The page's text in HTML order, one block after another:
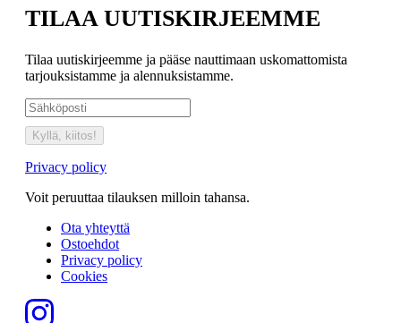
TILAA UUTISKIRJEEMME
Tilaa uutiskirjeemme ja pääse nauttimaan uskomattomista
tarjouksistamme ja alennuksistamme.
Kyllä, kiitos!
Privacy policy
Voit peruuttaa tilauksen milloin tahansa.
Ota yhteyttä
Ostoehdot
Privacy policy
Cookies